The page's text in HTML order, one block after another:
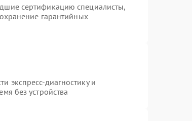
сертификацию специалисты,
гарантийных
экспресс-диагностику и
без устройства